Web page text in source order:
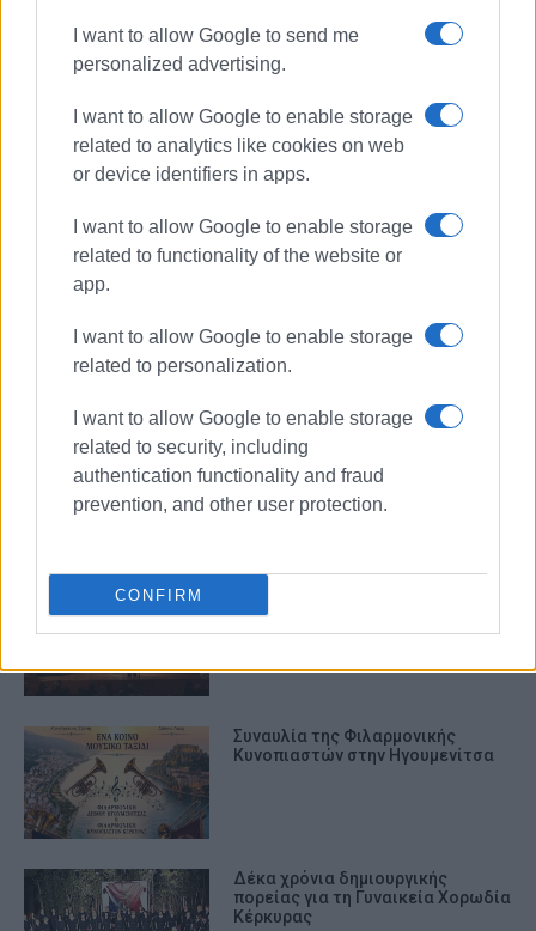
I want to allow Google to send me
personalized advertising.
I want to allow Google to enable storage
related to analytics like cookies on web
or device identifiers in apps.
I want to allow Google to enable storage
related to functionality of the website or
app.
I want to allow Google to enable storage
related to personalization.
I want to allow Google to enable storage
related to security, including
authentication functionality and fraud
prevention, and other user protection.
CONFIRM
ΣΥΝΑΥΛΙΑ
βήματα...» με την Χορωδία
"Θωμάς Φλαγγίνης"
Συναυλία της Φιλαρμονικής
Κυνοπιαστών στην Ηγουμενίτσα
Δέκα χρόνια δημιουργικής
πορείας για τη Γυναικεία Χορωδία
Κέρκυρας